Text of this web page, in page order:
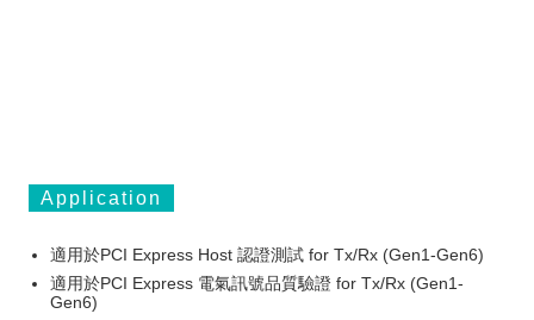
Application
適用於PCI Express Host 認證測試 for Tx/Rx (Gen1-Gen6)
適用於PCI Express 電氣訊號品質驗證 for Tx/Rx (Gen1-
Gen6)